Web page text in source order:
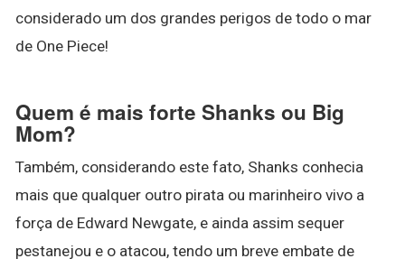
considerado um dos grandes perigos de todo o mar
de One Piece!
Quem é mais forte Shanks ou Big
Mom?
Também, considerando este fato, Shanks conhecia
mais que qualquer outro pirata ou marinheiro vivo a
força de Edward Newgate, e ainda assim sequer
pestanejou e o atacou, tendo um breve embate de